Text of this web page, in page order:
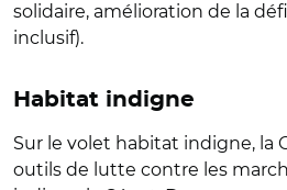
solidaire, amélioration de la
inclusif).
Habitat indigne
Sur le volet habitat indigne, la
outils de lutte contre les